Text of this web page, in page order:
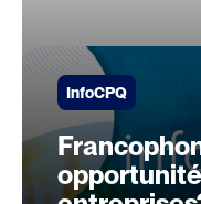
InfoCPQ